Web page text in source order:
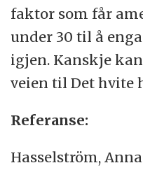
faktor som får
under 30 til å
igjen. Kanskje
veien til Det hvite
Referanse:
Hasselström,